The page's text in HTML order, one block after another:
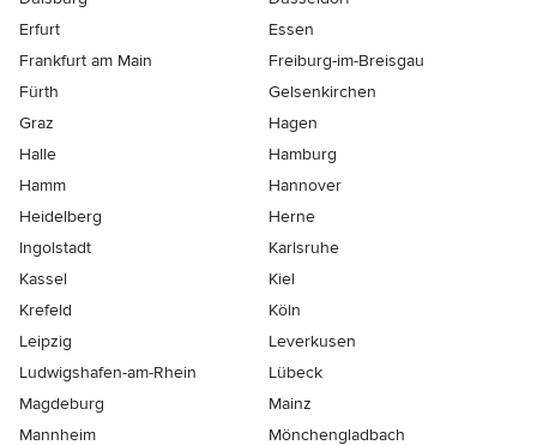
Erfurt
Essen
Frankfurt am Main
Freiburg-im-Breisgau
Fürth
Gelsenkirchen
Graz
Hagen
Halle
Hamburg
Hamm
Hannover
Heidelberg
Herne
Ingolstadt
Karlsruhe
Kassel
Kiel
Krefeld
Köln
Leipzig
Leverkusen
Ludwigshafen-am-Rhein
Lübeck
Magdeburg
Mainz
Mannheim
Mönchen­gladbach